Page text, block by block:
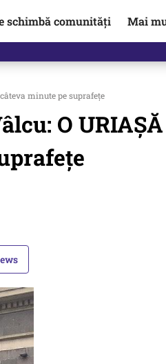
schimbă comunități Mai
minute pe suprafețe
O